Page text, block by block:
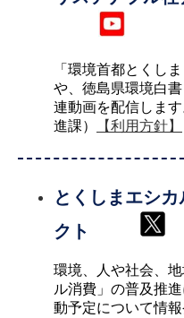
「環境首都とくし
や、徳島県環境白
連動画を配信しま
進課）
【利用方針】
とくしまエシ
クト
環境、人や社会、
ル消費」の普及推
動予定について情